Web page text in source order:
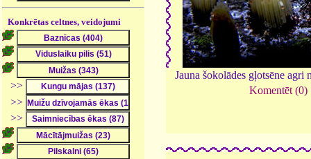
Konkrētas celtnes, veidojumi
>>
>>
>>
Jauna šokolādes gļotsēne agri
Komentēt (0)